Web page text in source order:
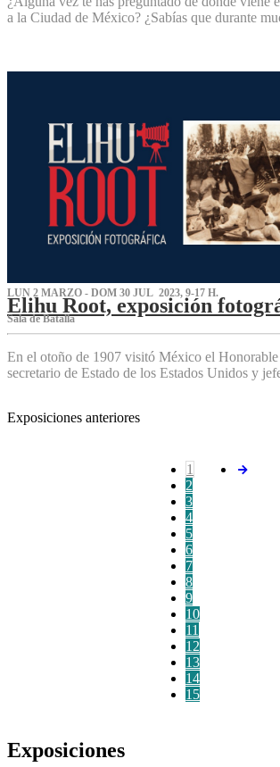
a la Ciudad de México? ¿Sabías que durante
LUN 2 MARZO - DOM 30 JUL 2023, 9-17 H.
Elihu Root, exposición
Sala de Batalla
En el otoño de 1907 visitó México el
secretario de Estado de los Estados Unidos y
Exposiciones anteriores
1
2
3
4
5
6
7
8
9
10
11
12
13
14
15
Exposiciones